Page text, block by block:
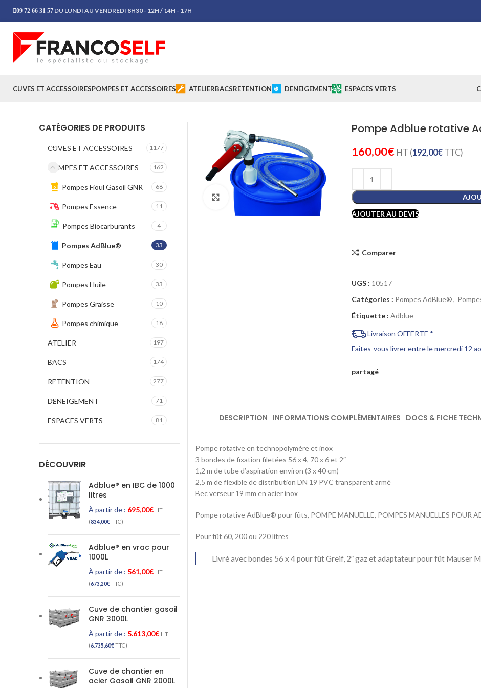
09 72 66 31 57 DU LUNDI AU VENDREDI 8H30 - 12H / 14H - 17H
CUVES ET ACCESSOIRESPOMPES ET ACCESSOIRES ATELIERBACSRETENTION DENEIGEMENT ESPACES VERTS
Cliquez pour agrandir
Pompe Adblue rotative
160,00€ HT (192,00€TTC)
AJOUTER AU DEVIS
Comparer
UGS : 10517
Catégories : Pompes AdBlue®,
Étiquette : Adblue
Livraison OFFERTE *
Faites-vous livrer entre le mercredi 12
partagé
DESCRIPTION INFORMATIONS COMPLÉMENTAIRES DOCS & FICHE
Pompe rotative en technopolymère et inox
3 bondes de fixation filetées 56 x 4, 70 x 6 et 2″
1,2 m de tube d’aspiration environ (3 x 40 cm)
2,5 m de flexible de distribution DN 19 PVC transparent armé
Bec verseur 19 mm en acier inox
Pompe rotative AdBlue® pour fûts, POMPE MANUELLE, POMPES MANUELLES POUR
Pour fût 60, 200 ou 220 litres
Livré avec bondes 56 x 4 pour fût Greif, 2″ gaz et adaptateur pour fût Mauser
CATÉGORIES DE PRODUITS
CUVES ET ACCESSOIRES 1177
POMPES ET ACCESSOIRES 162
Pompes Fioul Gasoil GNR 68
Pompes Essence 11
Pompes Biocarburants 4
Pompes AdBlue® 33
Pompes Eau 30
Pompes Huile 33
Pompes Graisse 10
Pompes chimique 18
ATELIER 197
BACS 174
RETENTION 277
DENEIGEMENT 71
ESPACES VERTS 81
DÉCOUVRIR
Adblue® en IBC de 1000
litres
À partir de : 695,00€ HT
(834,00€TTC)
Adblue® en vrac pour
1000L
À partir de : 561,00€ HT
(673,20€TTC)
Cuve de chantier gasoil
GNR 3000L
À partir de : 5.613,00€ HT
(6.735,60€TTC)
Cuve de chantier en
acier Gasoil GNR 2000L